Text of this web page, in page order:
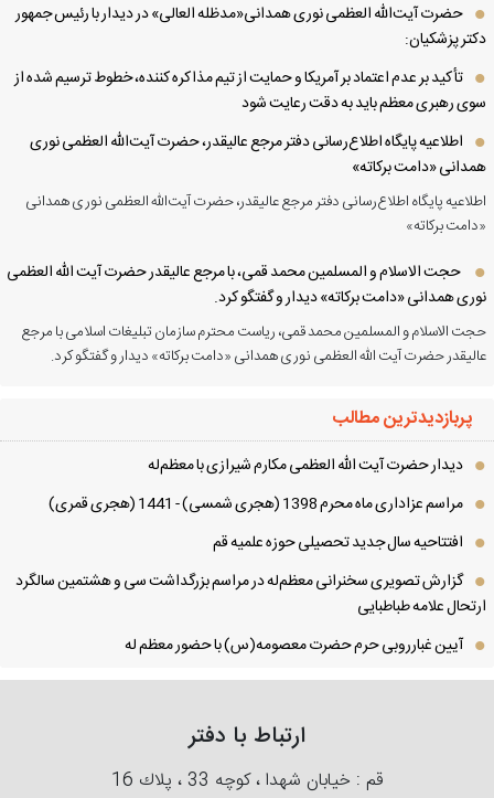
حضرت آیت‌الله العظمی نوری همدانی«مدظله العالی» در دیدار با رئیس جمهور
پزشکیان:
تأکید بر عدم اعتماد بر آمریکا و حمایت از تیم مذاکره کننده، خطوط ترسیم شده از
رهبری معظم باید به دقت رعایت شود
اطلاعیه پایگاه اطلاع‌رسانی دفتر مرجع عالیقدر، حضرت آیت‌الله العظمی نوری
«دامت برکاته»
پایگاه اطلاع‌رسانی دفتر مرجع عالیقدر، حضرت آیت‌الله العظمی نوری همدانی
برکاته»
حجت الاسلام و المسلمین محمد قمی، با مرجع عالیقدر حضرت آیت الله العظمی
همدانی «دامت برکاته» دیدار و گفتگو کرد.
الاسلام و المسلمین محمد قمی، ریاست محترم سازمان تبلیغات اسلامی با مرجع
حضرت آیت الله العظمی نوری همدانی «دامت برکاته» دیدار و گفتگو کرد.
پربازدیدترین مطالب
دیدار حضرت آیت الله العظمی مكارم شیرازی با معظم‌له
مراسم عزاداری ماه محرم 1398 (هجری شمسی) - 1441 (هجری قمری)
افتتاحیه سال جدید تحصیلی حوزه علمیه قم
گزارش تصویری سخنرانی معظم‌له در مراسم بزرگداشت سی و هشتمین سالگرد
علامه طباطبایی
آیین غبارروبی حرم حضرت معصومه(س) با حضور معظم له
ارتباط با دفتر
قم : خیابان شهدا ، كوچه 33 ، پلاك 16